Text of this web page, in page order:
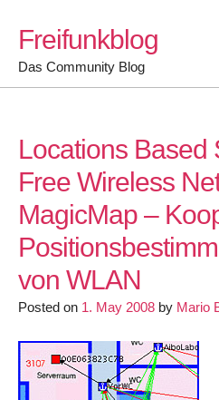
content
Freifunkblog
Das Community Blog
Locations Based
Free Wireless
MagicMap –
von WLAN
Posted on 1. May 2008 by Mario